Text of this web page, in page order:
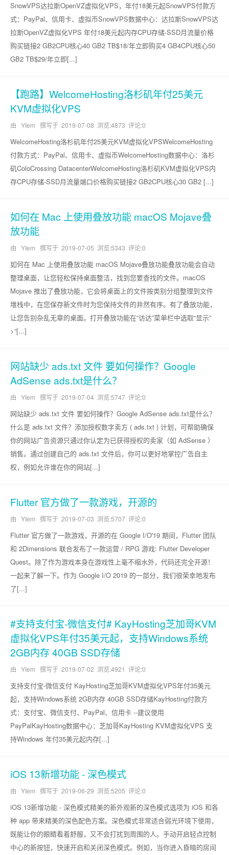
SnowVPS达拉斯OpenVZ虚拟化VPS，年付18美元起SnowVPS付款方
式：PayPal、信用卡、虚拟币SnowVPS数据中心：达拉斯SnowVPS达
拉斯OpenVZ虚拟化VPS 年付18美元起内存CPU存储-SSD月流量价格
购买链接2 GB2CPU核心40 GB2 TB$18/年立即购买4 GB4CPU核心50
GB2 TB$29/年立即[...]
【跑路】WelcomeHosting洛杉矶年付25美元
KVM虚拟化VPS
由 YIem 撰写于 2019-07-08 浏览:4873 评论:0
WelcomeHosting洛杉矶年付25美元KVM虚拟化VPSWelcomeHosting
付款方式：PayPal、信用卡、虚拟币WelcomeHosting数据中心：洛杉
矶ColoCrossing DatacenterWelcomeHosting洛杉矶KVM虚拟化VPS内
存CPU存储-SSD月流量端口价格购买链接2 GB2CPU核心30 GB2 [...]
如何在 Mac 上使用叠放功能 macOS Mojave叠
放功能
由 YIem 撰写于 2019-07-05 浏览:5343 评论:0
如何在 Mac 上使用叠放功能 macOS Mojave叠放功能叠放功能会自动
整理桌面，让您轻松保持桌面整洁，找到您要查找的文件。macOS
Mojave 推出了叠放功能，它会将桌面上的文件按类别分组整理到文件
堆栈中，在您保存新文件时为您保持文件的井然有序。有了叠放功能，
让您告别杂乱无章的桌面。打开叠放功能在“访达”菜单栏中选取“显示”
>“[...]
网站缺少 ads.txt 文件 要如何操作？Google
AdSense ads.txt是什么？
由 YIem 撰写于 2019-07-04 浏览:5747 评论:0
网站缺少 ads.txt 文件 要如何操作？Google AdSense ads.txt是什么？
什么是 ads.txt 文件？添加授权数字卖方 ( ads.txt ) 计划，可帮助确保
你的网站广告资源只通过你认定为已获得授权的卖家（如 AdSense ）
销售。通过创建自己的 ads.txt 文件后，你可以更好地掌控广告自主
权，例如允许谁在你的网站[...]
Flutter 官方做了一款游戏，开源的
由 YIem 撰写于 2019-07-03 浏览:5707 评论:0
Flutter 官方做了一款游戏，开源的在 Google I/O'19 期间，Flutter 团队
和 2Dimensions 联合发布了一款运营 / RPG 游戏: Flutter Developer
Quest。除了作为游戏本身在游戏性上毫不缩水外，代码还完全开源！
一起来了解一下。作为 Google I/O 2019 的一部分，我们很荣幸地发布
了[...]
#支持支付宝-微信支付# KayHosting芝加哥KVM
虚拟化VPS年付35美元起，支持Windows系统
2GB内存 40GB SSD存储
由 YIem 撰写于 2019-07-02 浏览:4921 评论:0
支持支付宝-微信支付 KayHosting芝加哥KVM虚拟化VPS年付35美元
起，支持Windows系统 2GB内存 40GB SSD存储KayHosting付款方
式：支付宝、微信支付、PayPal、信用卡 --建议使用
PayPalKayHosting数据中心：芝加哥KayHosting KVM虚拟化VPS 支
持Windows 年付35美元起内存[...]
iOS 13新增功能 - 深色模式
由 YIem 撰写于 2019-06-29 浏览:5205 评论:0
iOS 13新增功能 - 深色模式精美的新外观新的深色模式选项为 iOS 和各
种 app 带来精美的深色配色方案。深色模式非常适合弱光环境下使用，
既能让你的眼睛看着舒服，又不会打扰到周围的人。手动开启轻点控制
中心的新按钮，快速开启和关闭深色模式。例如，当你进入昏暗的房间